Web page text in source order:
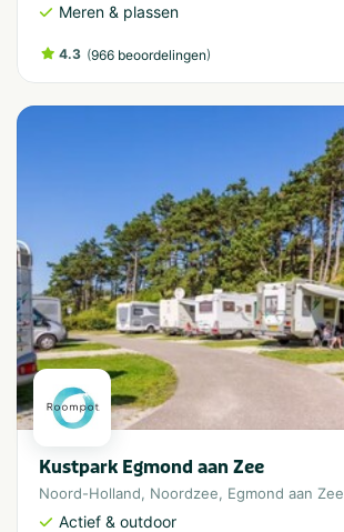
Meren & plassen
4.3 (966 beoordelingen)
Kustpark Egmond aan Zee
Noord-Holland, Noordzee, Egmond aan Zee
Actief & outdoor